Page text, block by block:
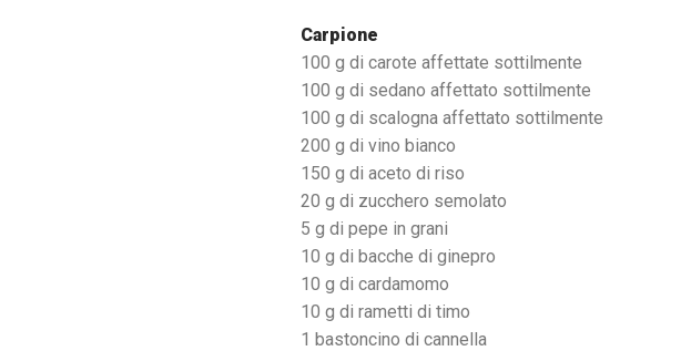
Carpione
100 g di carote affettate sottilmente
100 g di sedano affettato sottilmente
100 g di scalogna affettato sottilmente
200 g di vino bianco
150 g di aceto di riso
20 g di zucchero semolato
5 g di pepe in grani
10 g di bacche di ginepro
10 g di cardamomo
10 g di rametti di timo
1 bastoncino di cannella